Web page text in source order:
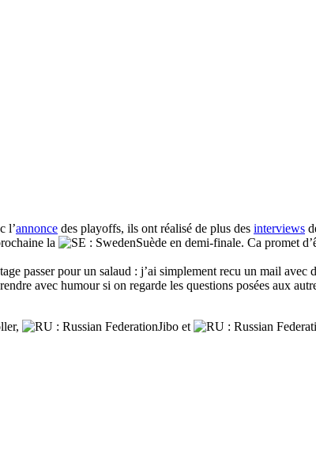
l’annonce des playoffs, ils ont réalisé de plus des interviews
la
Suède en demi-finale. Ca promet
passer pour un salaud : j’ai simplement recu un mail avec
avec humour si on regarde les questions posées aux
Jibo et